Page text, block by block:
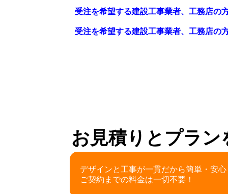
受注を希望する建設工事業者、工務店の
受注を希望する建設工事業者、工務店の
お見積りとプラン
デザインと工事が一貫だから簡単・安心
ご契約までの料金は一切不要！